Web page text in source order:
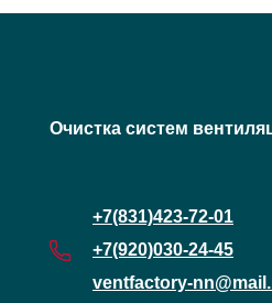
Очистка систем
+7(831)423-72-01
+7(920)030-24-45
ventfactory-